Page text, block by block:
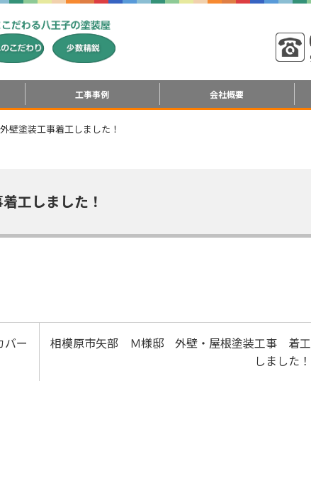
工事事例 会社概要
塗装工事着工しました！
工しました！
相模原市矢部 Ｍ様邸 外壁・屋根塗装工事 着工
しました！
ー